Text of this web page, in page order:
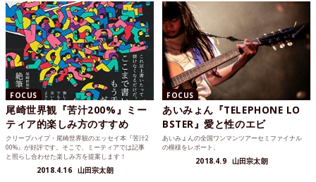
FOCUS
尾崎世界観『苦汁200%』ミー
ティア的楽しみ方のすすめ
クリープハイプ・尾崎世界観のエッセイ本『苦汁2
00%』が好評です。そこで、ミーティアでは記事
と照らし合わせた楽しみ方を提案します！
2018.4.16 山田宗太朗
FOCUS
あいみょん『TELEPHONE LO
BSTER』愛と性のエビ
あいみょんの全国ワンマンツアーセミファイナル
の模様をレポート。
2018.4.9 山田宗太朗